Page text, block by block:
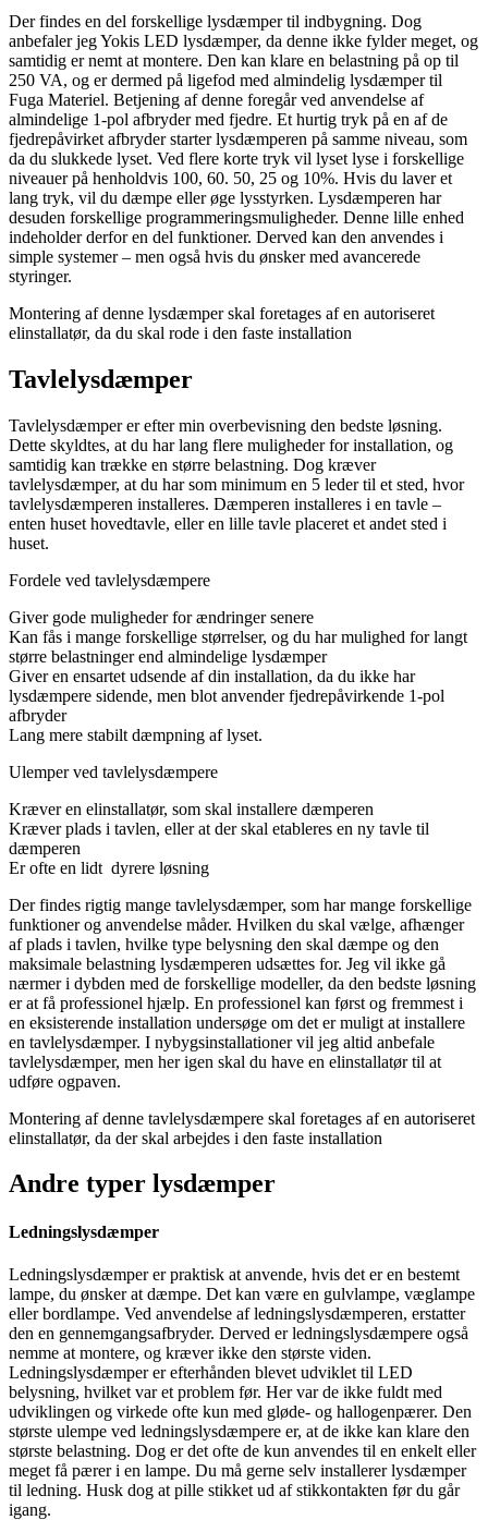
Der findes en del forskellige lysdæmper til indbygning. Dog
anbefaler jeg Yokis LED lysdæmper, da denne ikke fylder meget, og
samtidig er nemt at montere. Den kan klare en belastning på op til
250 VA, og er dermed på ligefod med almindelig lysdæmper til
Fuga Materiel. Betjening af denne foregår ved anvendelse af
almindelige 1-pol afbryder med fjedre. Et hurtig tryk på en af de
fjedrepåvirket afbryder starter lysdæmperen på samme niveau, som
da du slukkede lyset. Ved flere korte tryk vil lyset lyse i forskellige
niveauer på henholdvis 100, 60. 50, 25 og 10%. Hvis du laver et
lang tryk, vil du dæmpe eller øge lysstyrken. Lysdæmperen har
desuden forskellige programmeringsmuligheder. Denne lille enhed
indeholder derfor en del funktioner. Derved kan den anvendes i
simple systemer – men også hvis du ønsker med avancerede
styringer.
Montering af denne lysdæmper skal foretages af en autoriseret
elinstallatør, da du skal rode i den faste installation
Tavlelysdæmper
Tavlelysdæmper er efter min overbevisning den bedste løsning.
Dette skyldtes, at du har lang flere muligheder for installation, og
samtidig kan trække en større belastning. Dog kræver
tavlelysdæmper, at du har som minimum en 5 leder til et sted, hvor
tavlelysdæmperen installeres. Dæmperen installeres i en tavle –
enten huset hovedtavle, eller en lille tavle placeret et andet sted i
huset.
Fordele ved tavlelysdæmpere
Giver gode muligheder for ændringer senere
Kan fås i mange forskellige størrelser, og du har mulighed for langt
større belastninger end almindelige lysdæmper
Giver en ensartet udsende af din installation, da du ikke har
lysdæmpere sidende, men blot anvender fjedrepåvirkende 1-pol
afbryder
Lang mere stabilt dæmpning af lyset.
Ulemper ved tavlelysdæmpere
Kræver en elinstallatør, som skal installere dæmperen
Kræver plads i tavlen, eller at der skal etableres en ny tavle til
dæmperen
Er ofte en lidt dyrere løsning
Der findes rigtig mange tavlelysdæmper, som har mange forskellige
funktioner og anvendelse måder. Hvilken du skal vælge, afhænger
af plads i tavlen, hvilke type belysning den skal dæmpe og den
maksimale belastning lysdæmperen udsættes for. Jeg vil ikke gå
nærmer i dybden med de forskellige modeller, da den bedste løsning
er at få professionel hjælp. En professionel kan først og fremmest i
en eksisterende installation undersøge om det er muligt at installere
en tavlelysdæmper. I nybygsinstallationer vil jeg altid anbefale
tavlelysdæmper, men her igen skal du have en elinstallatør til at
udføre ogpaven.
Montering af denne tavlelysdæmpere skal foretages af en autoriseret
elinstallatør, da der skal arbejdes i den faste installation
Andre typer lysdæmper
Ledningslysdæmper
Ledningslysdæmper er praktisk at anvende, hvis det er en bestemt
lampe, du ønsker at dæmpe. Det kan være en gulvlampe, væglampe
eller bordlampe. Ved anvendelse af ledningslysdæmperen, erstatter
den en gennemgangsafbryder. Derved er ledningslysdæmpere også
nemme at montere, og kræver ikke den største viden.
Ledningslysdæmper er efterhånden blevet udviklet til LED
belysning, hvilket var et problem før. Her var de ikke fuldt med
udviklingen og virkede ofte kun med gløde- og hallogenpærer. Den
største ulempe ved ledningslysdæmpere er, at de ikke kan klare den
største belastning. Dog er det ofte de kun anvendes til en enkelt eller
meget få pærer i en lampe. Du må gerne selv installerer lysdæmper
til ledning. Husk dog at pille stikket ud af stikkontakten før du går
igang.